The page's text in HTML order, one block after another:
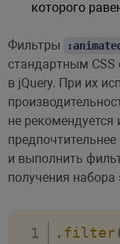
которого
Фильтры
стандартным CSS
в jQuery. При их
не рекомендуется
и выполнить
получения набора
. filter